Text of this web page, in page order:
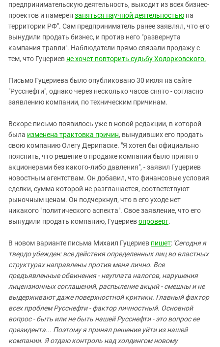
предпринимательскую деятельность, выходит из всех бизнес-
проектов и намерен заняться научной деятельностью на
территории РФ". Сам предприниматель ранее заявлял, что его
вынудили продать бизнес, и против него "развернута
кампания травли". Наблюдатели прямо связали продажу с
тем, что Гуцериев не хочет повторить судьбу Ходорковского.
Письмо Гуцериева было опубликовано 30 июля на сайте
"Русснефти", однако через несколько часов снято - согласно
заявлению компании, по техническим причинам.
Вскоре письмо появилось уже в новой редакции, в которой
была изменена трактовка причин, вынудивших его продать
свою компанию Олегу Дерипаске. "Я хотел бы официально
пояснить, что решение о продаже компании было принято
акционерами без какого-либо давления", - заявил Гуцериев
новостным агентствам. Он добавил, что финансовые условия
сделки, сумма которой не разглашается, соответствуют
рыночным ценам. Он подчеркнул, что в его уходе нет
никакого "политического аспекта". Свое заявление, что его
вынудили продать компанию, Гуцериевопроверг.
В новом варианте письма Михаил Гуцериев пишет:"Сегодня я
твердо убежден: все действия определенных лиц во властных
структурах направлены против меня лично. Все
предъявленные обвинения - неуплата налогов, нарушения
лицензионных соглашений, распыление акций - смешны и не
выдерживают даже поверхностной критики. Главный фактор
всех проблем Русснефти - фактор личностный. Основной
вопрос - быть или не быть нашей Русснефти - это вопрос ее
президента... Поэтому я принял решение уйти из нашей
компании. Я отдаю контроль над холдингом новому